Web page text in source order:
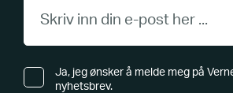
Ja, jeg ønsker å melde meg på
nyhetsbrev.